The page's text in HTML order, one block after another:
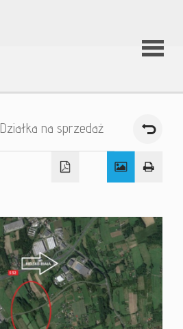
O firmie
Działka na sprzedaż